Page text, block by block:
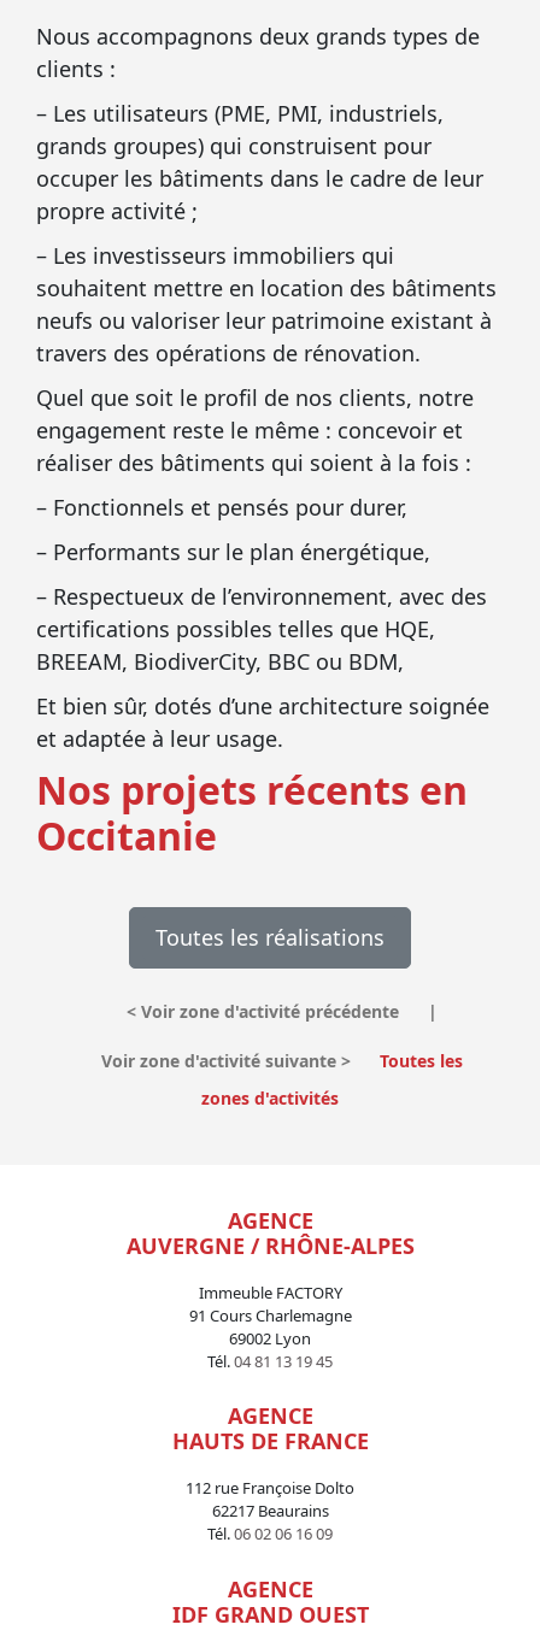
Nous accompagnons deux grands types de
clients :
– Les utilisateurs (PME, PMI, industriels,
grands groupes) qui construisent pour
occuper les bâtiments dans le cadre de leur
propre activité ;
– Les investisseurs immobiliers qui
souhaitent mettre en location des bâtiments
neufs ou valoriser leur patrimoine existant à
travers des opérations de rénovation.
Quel que soit le profil de nos clients, notre
engagement reste le même : concevoir et
réaliser des bâtiments qui soient à la fois :
– Fonctionnels et pensés pour durer,
– Performants sur le plan énergétique,
– Respectueux de l’environnement, avec des
certifications possibles telles que HQE,
BREEAM, BiodiverCity, BBC ou BDM,
Et bien sûr, dotés d’une architecture soignée
et adaptée à leur usage.
Nos projets récents en
Occitanie
Toutes les réalisations
< Voir zone d'activité précédente |
Voir zone d'activité suivante >
Toutes les
zones d'activités
AGENCE
AUVERGNE / RHÔNE-ALPES
Immeuble FACTORY
91 Cours Charlemagne
69002 Lyon
Tél.04 81 13 19 45
AGENCE
HAUTS DE FRANCE
112 rue Françoise Dolto
62217 Beaurains
Tél.06 02 06 16 09
AGENCE
IDF GRAND OUEST